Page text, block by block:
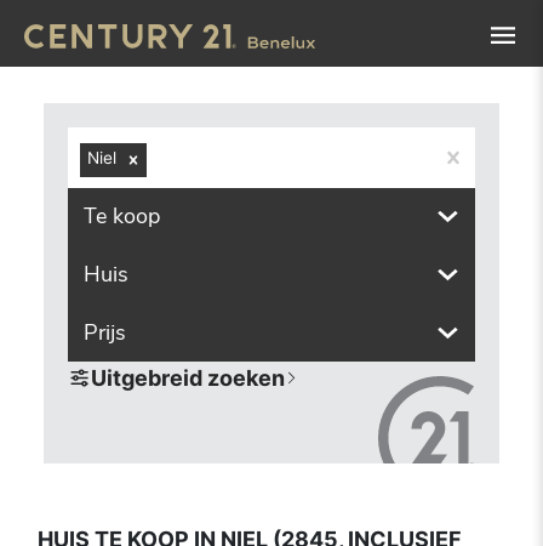
Niel
Te koop
Huis
Prijs
Uitgebreid zoeken
HUIS TE KOOP IN NIEL (2845, INCLUSIEF